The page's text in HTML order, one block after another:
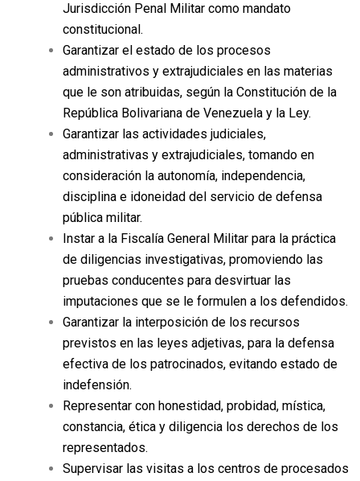
Jurisdicción Penal Militar como mandato
constitucional.
Garantizar el estado de los procesos
administrativos y extrajudiciales en las materias
que le son atribuidas, según la Constitución de la
República Bolivariana de Venezuela y la Ley.
Garantizar las actividades judiciales,
administrativas y extrajudiciales, tomando en
consideración la autonomía, independencia,
disciplina e idoneidad del servicio de defensa
pública militar.
Instar a la Fiscalía General Militar para la práctica
de diligencias investigativas, promoviendo las
pruebas conducentes para desvirtuar las
imputaciones que se le formulen a los defendidos.
Garantizar la interposición de los recursos
previstos en las leyes adjetivas, para la defensa
efectiva de los patrocinados, evitando estado de
indefensión.
Representar con honestidad, probidad, mística,
constancia, ética y diligencia los derechos de los
representados.
Supervisar las visitas a los centros de procesados